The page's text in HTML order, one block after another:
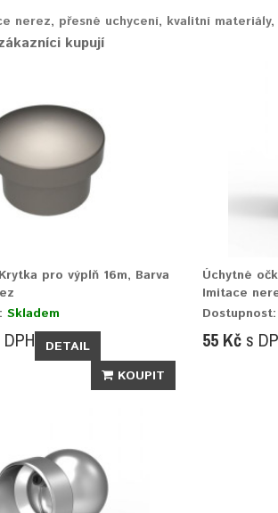
nerez, přesné uchycení, kvalitní materiály,
kupují
pro výplň 16m, Barva
Skladem
DETAIL
KOUPIT
Úchytné
Imitace
Dostupnost:
55 Kčs